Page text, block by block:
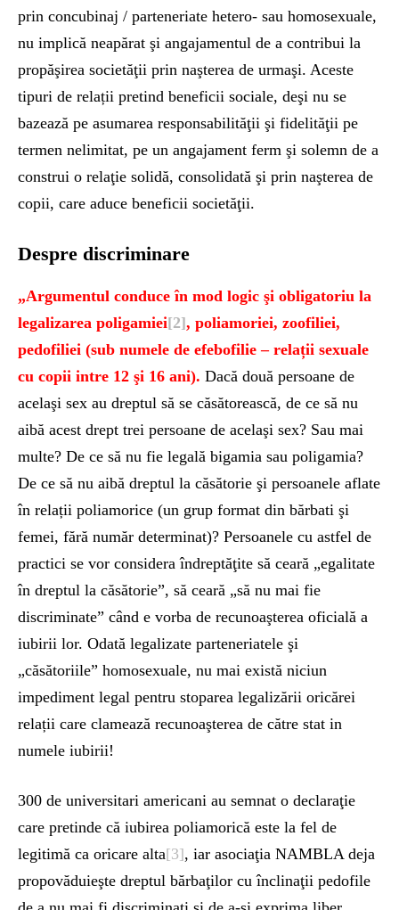
prin concubinaj / parteneriate hetero- sau homosexuale,
nu implică neapărat şi angajamentul de a contribui la
propăşirea societăţii prin naşterea de urmaşi. Aceste
tipuri de relații pretind beneficii sociale, deşi nu se
bazează pe asumarea responsabilităţii şi fidelităţii pe
termen nelimitat, pe un angajament ferm şi solemn de a
construi o relaţie solidă, consolidată şi prin naşterea de
copii, care aduce beneficii societăţii.
Despre discriminare
„Argumentul conduce în mod logic şi obligatoriu la
legalizarea poligamiei[2], poliamoriei, zoofiliei,
pedofiliei (sub numele de efebofilie – relații sexuale
cu copii intre 12 şi 16 ani). Dacă două persoane de
acelaşi sex au dreptul să se căsătorească, de ce să nu
aibă acest drept trei persoane de acelaşi sex? Sau mai
multe? De ce să nu fie legală bigamia sau poligamia?
De ce să nu aibă dreptul la căsătorie şi persoanele aflate
în relații poliamorice (un grup format din bărbati şi
femei, fără număr determinat)? Persoanele cu astfel de
practici se vor considera îndreptăţite să ceară „egalitate
în dreptul la căsătorie”, să ceară „să nu mai fie
discriminate” când e vorba de recunoaşterea oficială a
iubirii lor. Odată legalizate parteneriatele şi
„căsătoriile” homosexuale, nu mai există niciun
impediment legal pentru stoparea legalizării oricărei
relații care clamează recunoaşterea de către stat in
numele iubirii!
300 de universitari americani au semnat o declaraţie
care pretinde că iubirea poliamorică este la fel de
legitimă ca oricare alta[3], iar asociaţia NAMBLA deja
propovăduieşte dreptul bărbaţilor cu înclinaţii pedofile